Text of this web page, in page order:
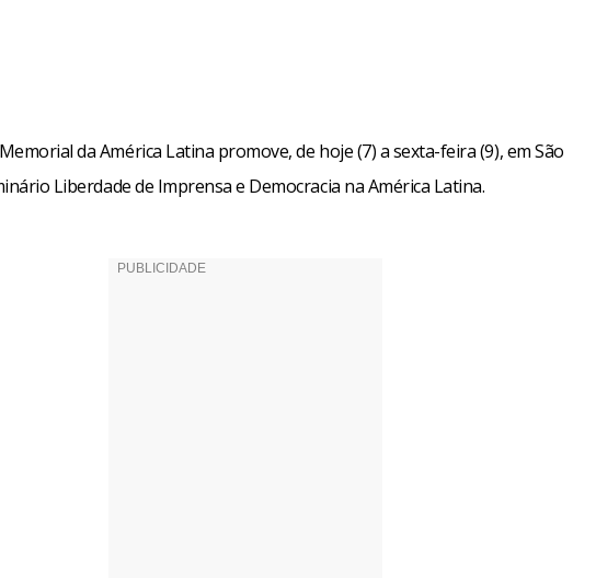
da América Latina promove, de hoje (7) a sexta-feira (9), em São
Liberdade de Imprensa e Democracia na América Latina.